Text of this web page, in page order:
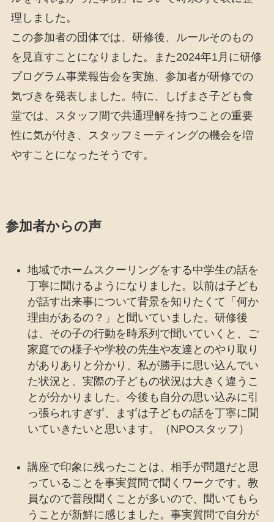
理しました。
この参加者の団体では、研修後、ルールそのもの
を見直すことになりました。また2024年1月に研修
プログラム事業報告会を実施、参加者が研修での
気づきを発表しました。特に、しげまさ子ども食
堂では、スタッフ間で共通理解を持つことの重要
性に気が付き、スタッフミーティングの機会を増
やすことになったそうです。
参加者からの声
地域でホームスクーリングをする中学生の話を
丁寧に聞けるようになりました。以前は子ども
が話す出来事について背景を知りたくて「何か
理由があるの？」と聞いていました。研修後
は、その子の行動を時系列で聞いていくと、ご
家庭での様子や学校の先生や友達とのやり取り
がありありと分かり、私が勝手に思い込んでい
た状況と、実際の子どもの状況は大きく違うこ
とが分かりました。今後も自分の思い込みに引
っ張られすぎず、まずは子どもの話を丁寧に聞
いていきたいと思います。（NPOスタッフ）
講座で印象に残ったことは、相手が問題だと思
っていることを事実質問で聞くワークです。教
員なので普段聞くことが多いので、聞いてもら
うことが新鮮に感じました。事実質問で自分が